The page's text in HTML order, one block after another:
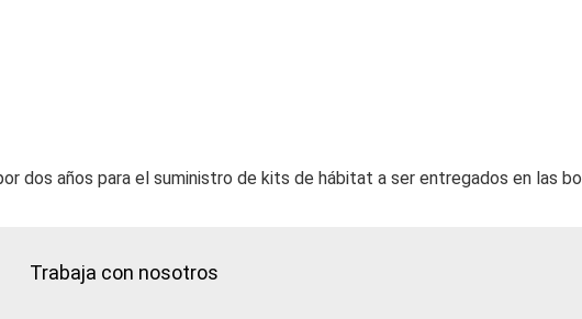
dos años para el suministro de kits de hábitat a ser entregados en las
Trabaja con nosotros